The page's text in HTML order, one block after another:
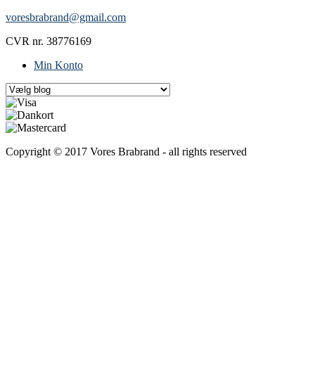
voresbrabrand@gmail.com
CVR nr. 38776169
Min Konto
Copyright © 2017 Vores Brabrand - all rights reserved